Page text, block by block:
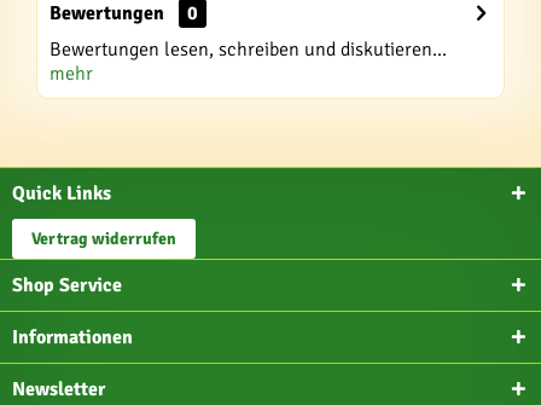
Bewertungen
0
Bewertungen lesen, schreiben und diskutieren...
mehr
Quick Links
Vertrag widerrufen
Shop Service
Informationen
Newsletter